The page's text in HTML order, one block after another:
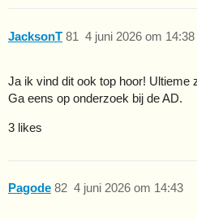
JacksonT 4 juni 2026 om 14:38
81
Ja ik vind dit ook top hoor! Ultieme
Ga eens op onderzoek bij de AD.
3 likes
Pagode 4 juni 2026 om 14:43
82